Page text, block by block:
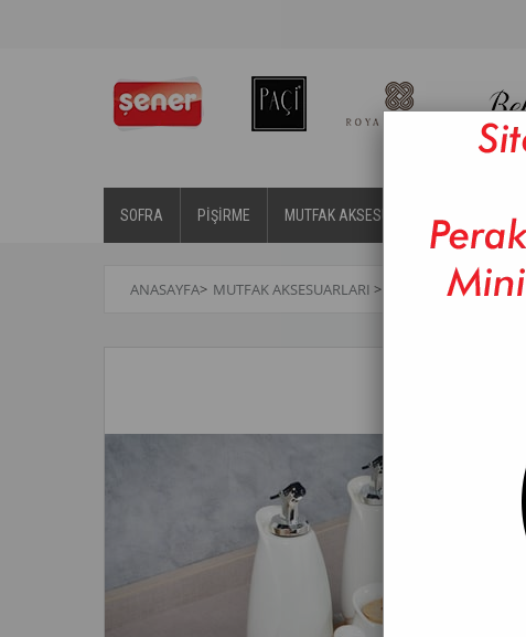
SOFRA PİŞİRME MUTFAK AKSESUARLARI BANYO
ANASAYFA> MUTFAK AKSESUARLARI > YAĞLIK & SIRKELIK>